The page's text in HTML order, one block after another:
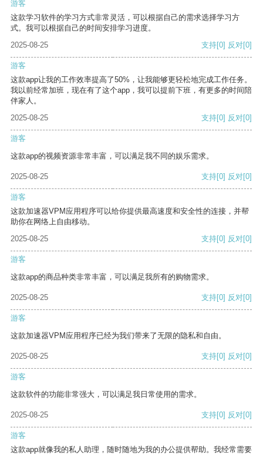
游客
这款学习软件的学习方式非常灵活，可以根据自己的需求选择学习方
式。我可以根据自己的时间安排学习进度。
2025-08-25
支持[0] 反对[0]
游客
这款app让我的工作效率提高了50%，让我能够更轻松地完成工作任务。
我以前经常加班，现在有了这个app，我可以提前下班，有更多的时间陪
伴家人。
2025-08-25
支持[0] 反对[0]
游客
这款app的视频资源非常丰富，可以满足我不同的娱乐需求。
2025-08-25 支持[0] 反对[0]
游客
这款加速器VPM应用程序可以给你提供最高速度和安全性的连接，并帮
助你在网络上自由移动。
2025-08-25
支持[0] 反对[0]
游客
这款app的商品种类非常丰富，可以满足我所有的购物需求。
2025-08-25 支持[0] 反对[0]
游客
这款加速器VPM应用程序已经为我们带来了无限的隐私和自由。
2025-08-25 支持[0] 反对[0]
游客
这款软件的功能非常强大，可以满足我日常使用的需求。
2025-08-25 支持[0] 反对[0]
游客
这款app就像我的私人助理，随时随地为我的办公提供帮助。我经常需要